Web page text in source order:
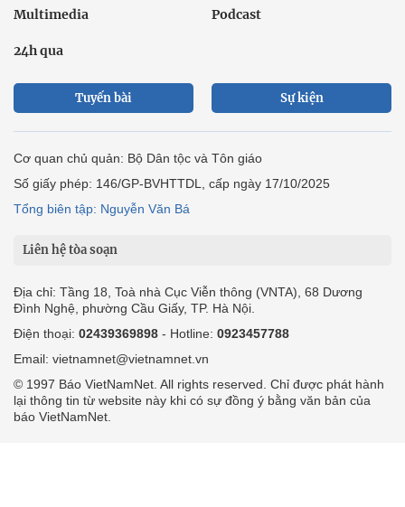
Multimedia Podcast
24h qua
Tuyến bài Sự kiện
Cơ quan chủ quản: Bộ Dân tộc và Tôn giáo
Số giấy phép: 146/GP-BVHTTDL, cấp ngày 17/10/2025
Tổng biên tập: Nguyễn Văn Bá
Liên hệ tòa soạn
Địa chỉ: Tầng 18, Toà nhà Cục Viễn thông (VNTA), 68 Dương
Đình Nghệ, phường Cầu Giấy, TP. Hà Nội.
Điện thoại: 02439369898 - Hotline: 0923457788
Email: vietnamnet@vietnamnet.vn
© 1997 Báo VietNamNet. All rights reserved. Chỉ được phát hành
lại thông tin từ website này khi có sự đồng ý bằng văn bản của
báo VietNamNet.